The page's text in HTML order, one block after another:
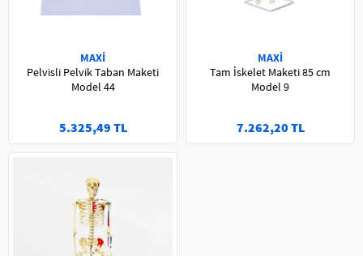
MAXİ
Pelvisli Pelvik Taban Maketi
Model 44
5.325,49 TL
MAXİ
Tam İskelet Maketi 85 cm
Model 9
7.262,20 TL